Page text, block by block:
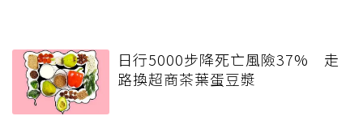
日行5000步降死亡風險37% 走
路換超商茶葉蛋豆漿